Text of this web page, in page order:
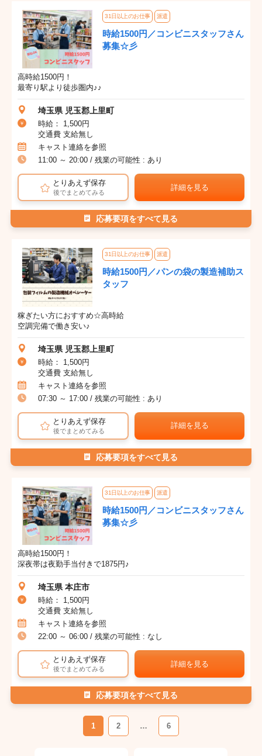
31日以上のお仕事 派遣
時給1500円／コンビニスタッフさん
募集☆彡
高時給1500円！
最寄り駅より徒歩圏内♪♪
埼玉県 児玉郡上里町
時給： 1,500円
交通費 支給無し
キャスト連絡を参照
11:00 ～ 20:00 / 残業の可能性 : あり
とりあえず保存
後でまとめてみる
詳細を見る
応募要項をすべて見る
31日以上のお仕事 派遣
時給1500円／パンの袋の製造補助ス
タッフ
稼ぎたい方におすすめ☆高時給
空調完備で働き安い♪
埼玉県 児玉郡上里町
時給： 1,500円
交通費 支給無し
キャスト連絡を参照
07:30 ～ 17:00 / 残業の可能性 : あり
とりあえず保存
後でまとめてみる
詳細を見る
応募要項をすべて見る
31日以上のお仕事 派遣
時給1500円／コンビニスタッフさん
募集☆彡
高時給1500円！
深夜帯は夜勤手当付きで1875円♪
埼玉県 本庄市
時給： 1,500円
交通費 支給無し
キャスト連絡を参照
22:00 ～ 06:00 / 残業の可能性 : なし
とりあえず保存
後でまとめてみる
詳細を見る
応募要項をすべて見る
1 2 … 6